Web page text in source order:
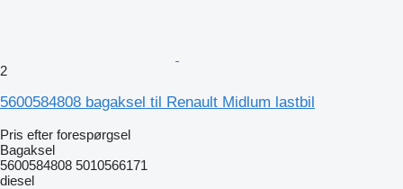
2
5600584808 bagaksel til Renault Midlum lastbil
Pris efter forespørgsel
Bagaksel
5600584808 5010566171
diesel